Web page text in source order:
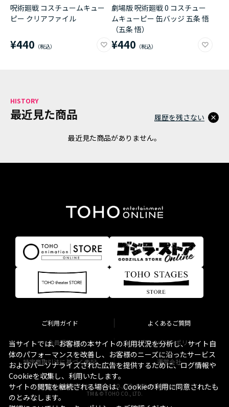
呪術廻戦 コスチュームキュー
ピー クリアファイル
¥440
劇場版 呪術廻戦 0 コスチュー
ムキューピー 缶バッジ 五条 悟
（五条 悟）
¥440
HISTORY
最近見た商品
最近見た商品がありません。
履歴を残さない
ご利用ガイド よくあるご質問
会員規約 プライバシーポリシー
特定商取引法に基づく表記 運営会社
Copyright © TOHO STELLA CO., LTD. All Rights Reserved.
TM & © TOHO CO., LTD.
当サイトでは、お客様の本サイトの利用状況を分析し、サイト自
体のパフォーマンスを改善し、お客様のニーズに沿ったサービス
およびパーソナライズされた広告を提供するために、ログ情報や
Cookieを収集し、利用いたします。
サイトの閲覧を継続される場合は、Cookieの利用に同意されたも
のとみなします。